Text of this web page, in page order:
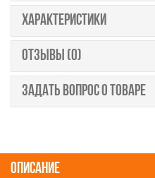
ХАРАКТЕРИСТИКИ
ОТЗЫВЫ (0)
ЗАДАТЬ ВОПРОС О ТОВАРЕ
ОПИСАНИЕ